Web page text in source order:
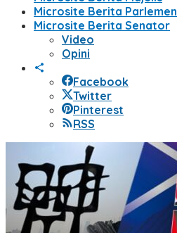
Microsite Berita Parlemen
Microsite Berita Senator
Video
Opini
Facebook
Twitter
Pinterest
RSS